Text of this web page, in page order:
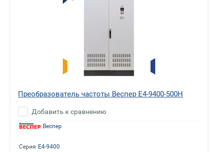
Преобразователь частоты Веспер E4-9400-500H
Добавить к сравнению
Веспер
Серия E4-9400